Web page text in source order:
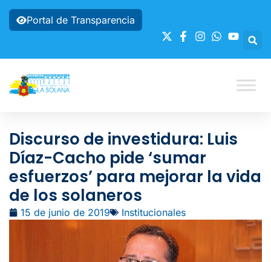
Portal de Transparencia
Discurso de investidura: Luis
Díaz-Cacho pide ‘sumar
esfuerzos’ para mejorar la vida
de los solaneros
15 de junio de 2019 Institucionales